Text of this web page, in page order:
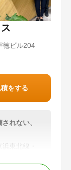
徳ビル204
をする
れない、
東北線・
え、平日9
能な柔軟な